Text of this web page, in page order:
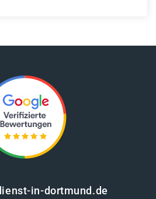
in-dortmund.de